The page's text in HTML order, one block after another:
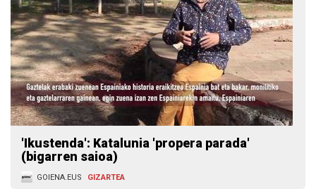
'Ikustenda': Katalunia 'propera parada'
(bigarren saioa)
GOIENA.EUS GIZARTEA